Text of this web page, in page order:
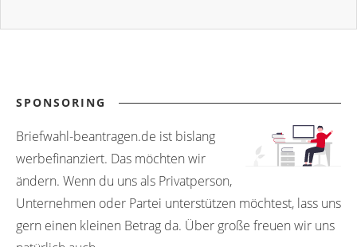
SPONSORING
Briefwahl-beantragen.de ist bislang
werbefinanziert. Das möchten wir
ändern. Wenn du uns als Privatperson,
Unternehmen oder Partei unterstützen möchtest, lass uns
gern einen kleinen Betrag da. Über große freuen wir uns